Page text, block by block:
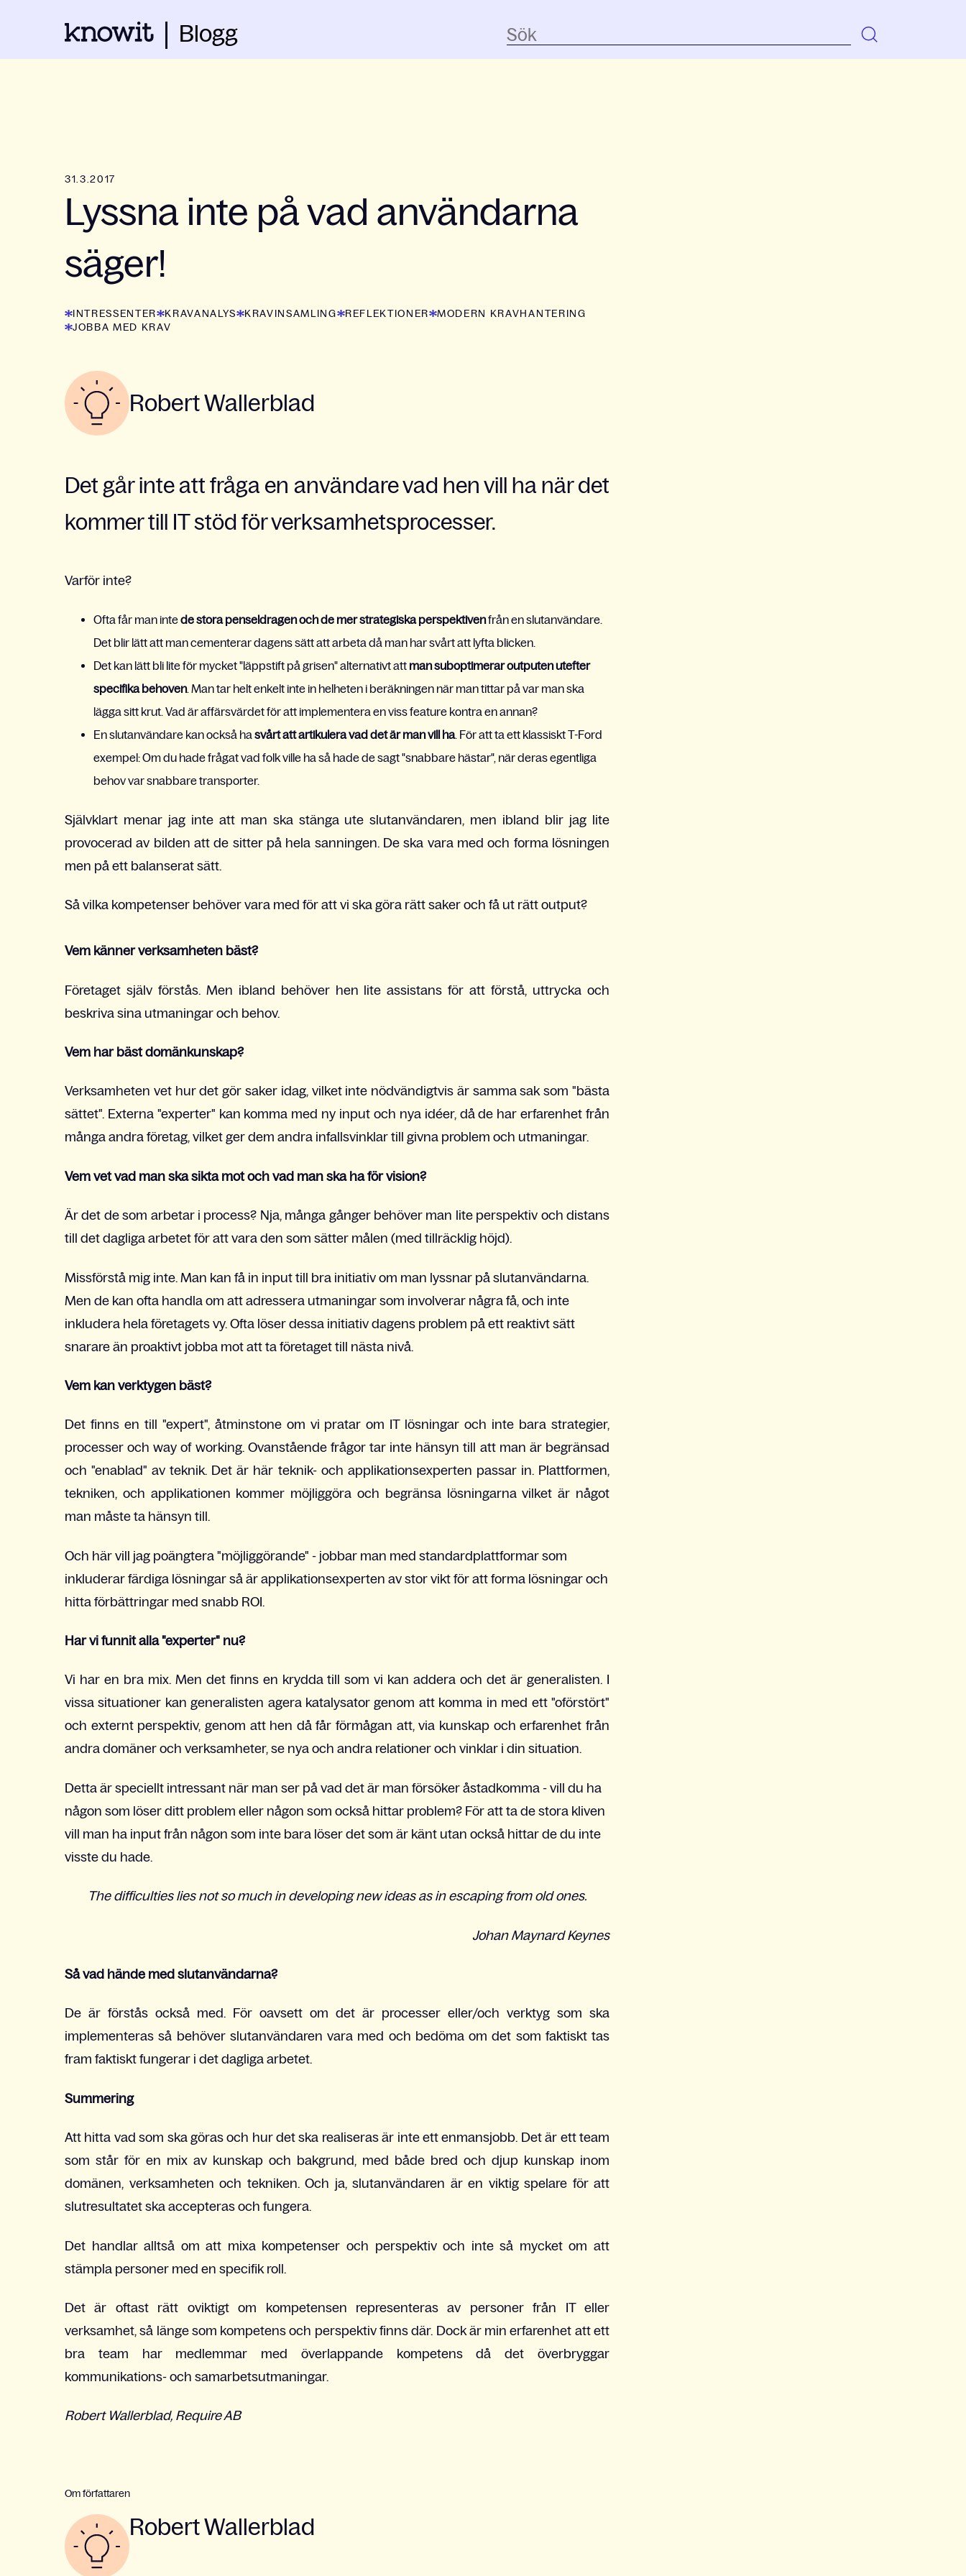
Blogg
31.3.2017
Lyssna inte på vad användarna
säger!
INTRESSENTER KRAVANALYS KRAVINSAMLING REFLEKTIONER
MODERN KRAVHANTERING
JOBBA MED KRAV
Robert Wallerblad
Det går inte att fråga en användare vad hen vill ha när det
kommer till IT stöd för verksamhetsprocesser.
Varför inte?
Ofta får man intede stora penseldragen och de mer strategiska perspektivenfrån en slutanvändare.
Det blir lätt att man cementerar dagens sätt att arbeta då man har svårt att lyfta blicken.
Det kan lätt bli lite för mycket "läppstift på grisen" alternativt att man suboptimerar outputen utefter
specifika behoven. Man tar helt enkelt inte in helheten i beräkningen när man tittar på var man ska
lägga sitt krut. Vad är affärsvärdet för att implementera en viss feature kontra en annan?
En slutanvändare kan också hasvårt att artikulera vad det är man vill ha. För att ta ett klassiskt T-Ford
exempel: Om du hade frågat vad folk ville ha så hade de sagt "snabbare hästar", när deras egentliga
behov var snabbare transporter.
Självklart menar jag inte att man ska stänga ute slutanvändaren, men ibland blir jag lite
provocerad av bilden att de sitter på hela sanningen. De ska vara med och forma lösningen
men på ett balanserat sätt.
Så vilka kompetenser behöver vara med för att vi ska göra rätt saker och få ut rätt output?
Vem känner verksamheten bäst?
Företaget själv förstås. Men ibland behöver hen lite assistans för att förstå, uttrycka och
beskriva sina utmaningar och behov.
Vem har bäst domänkunskap?
Verksamheten vet hur det gör saker idag, vilket inte nödvändigtvis är samma sak som "bästa
sättet". Externa "experter" kan komma med ny input och nya idéer, då de har erfarenhet från
många andra företag, vilket ger dem andra infallsvinklar till givna problem och utmaningar.
Vem vet vad man ska sikta mot och vad man ska ha för vision?
Är det de som arbetar i process? Nja, många gånger behöver man lite perspektiv och distans
till det dagliga arbetet för att vara den som sätter målen (med tillräcklig höjd).
Missförstå mig inte. Man kan få in input till bra initiativ om man lyssnar på slutanvändarna.
Men de kan ofta handla om att adressera utmaningar som involverar några få, och inte
inkludera hela företagets vy. Ofta löser dessa initiativ dagens problem på ett reaktivt sätt
snarare än proaktivt jobba mot att ta företaget till nästa nivå.
Vem kan verktygen bäst?
Det finns en till "expert", åtminstone om vi pratar om IT lösningar och inte bara strategier,
processer och way of working. Ovanstående frågor tar inte hänsyn till att man är begränsad
och "enablad" av teknik. Det är här teknik- och applikationsexperten passar in. Plattformen,
tekniken, och applikationen kommer möjliggöra och begränsa lösningarna vilket är något
man måste ta hänsyn till.
Och här vill jag poängtera "möjliggörande" - jobbar man med standardplattformar som
inkluderar färdiga lösningar så är applikationsexperten av stor vikt för att forma lösningar och
hitta förbättringar med snabb ROI.
Har vi funnit alla "experter" nu?
Vi har en bra mix. Men det finns en krydda till som vi kan addera och det är generalisten. I
vissa situationer kan generalisten agera katalysator genom att komma in med ett "oförstört"
och externt perspektiv, genom att hen då får förmågan att, via kunskap och erfarenhet från
andra domäner och verksamheter, se nya och andra relationer och vinklar i din situation.
Detta är speciellt intressant när man ser på vad det är man försöker åstadkomma - vill du ha
någon som löser ditt problem eller någon som också hittar problem? För att ta de stora kliven
vill man ha input från någon som inte bara löser det som är känt utan också hittar de du inte
visste du hade.
The difficulties lies not so much in developing new ideas as in escaping from old ones.
Johan Maynard Keynes
Så vad hände med slutanvändarna?
De är förstås också med. För oavsett om det är processer eller/och verktyg som ska
implementeras så behöver slutanvändaren vara med och bedöma om det som faktiskt tas
fram faktiskt fungerar i det dagliga arbetet.
Summering
Att hitta vad som ska göras och hur det ska realiseras är inte ett enmansjobb. Det är ett team
som står för en mix av kunskap och bakgrund, med både bred och djup kunskap inom
domänen, verksamheten och tekniken. Och ja, slutanvändaren är en viktig spelare för att
slutresultatet ska accepteras och fungera.
Det handlar alltså om att mixa kompetenser och perspektiv och inte så mycket om att
stämpla personer med en specifik roll.
Det är oftast rätt oviktigt om kompetensen representeras av personer från IT eller
verksamhet, så länge som kompetens och perspektiv finns där. Dock är min erfarenhet att ett
bra team har medlemmar med överlappande kompetens då det överbryggar
kommunikations- och samarbetsutmaningar.
Robert Wallerblad, Require AB
Om författaren
Robert Wallerblad